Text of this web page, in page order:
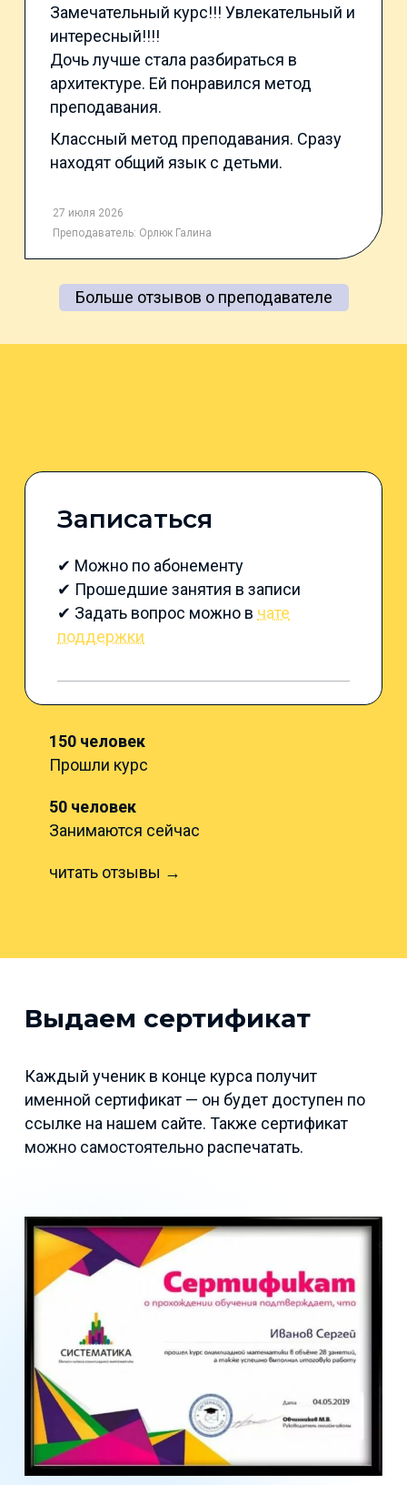
Замечательный курс!!! Увлекательный и
интересный!!!!
Дочь лучше стала разбираться в
архитектуре. Ей понравился метод
преподавания.
Классный метод преподавания. Сразу
находят общий язык с детьми.
27 июля 2026
Преподаватель: Орлюк Галина
Больше отзывов о преподавателе
Записаться
✔ Можно по абонементу
✔ Прошедшие занятия в записи
✔ Задать вопрос можно в чате
поддержки
150 человек
Прошли курс
50 человек
Занимаются сейчас
читать отзывы →
Выдаем сертификат
Каждый ученик в конце курса получит
именной сертификат — он будет доступен по
ссылке на нашем сайте. Также сертификат
можно самостоятельно распечатать.